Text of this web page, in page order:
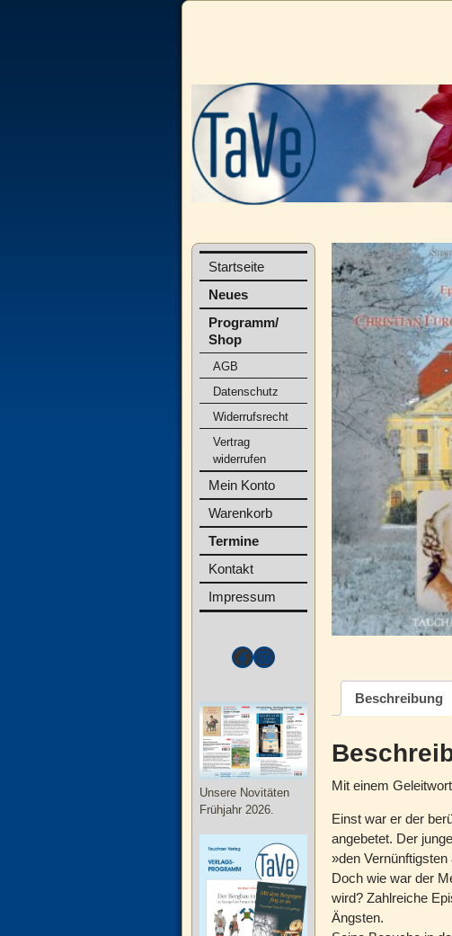
Beschreibung
Mit einem
Einst war er der
angebetet. Der
»den Vernünftigsten
Doch wie war der
wird? Zahlreiche
Ängsten.
Startseite
Neues
Programm/
Shop
AGB
Datenschutz
Widerrufsrecht
Vertrag
widerrufen
Mein Konto
Warenkorb
Termine
Kontakt
Impressum
Unsere Novitäten
Frühjahr 2026.